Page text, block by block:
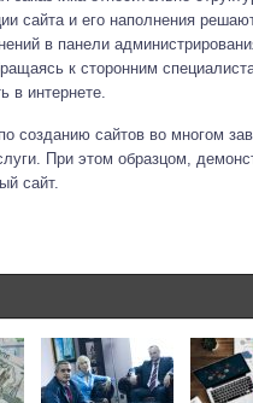
сайта и его наполнения
в панели
к сторонним
в интернете.
созданию сайтов во многом
При этом образцом,
сайт.